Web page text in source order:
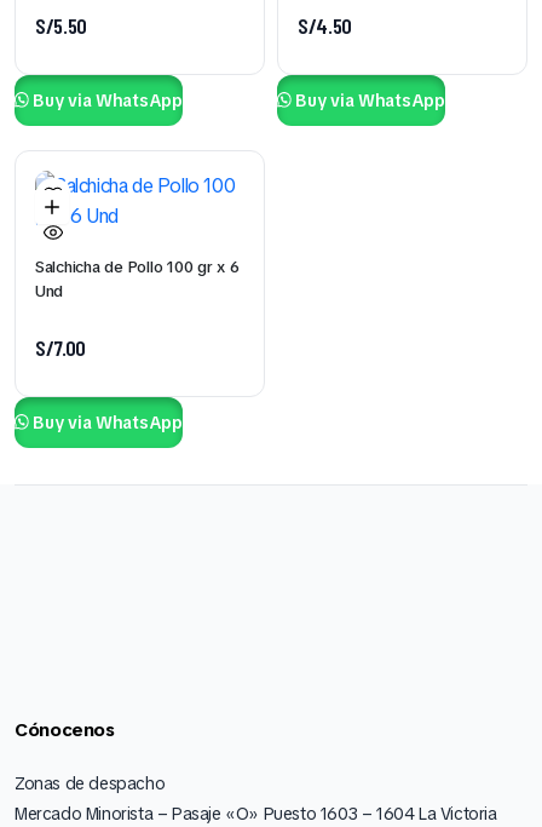
S/5.50
Buy via WhatsApp
S/4.50
Buy via WhatsApp
Salchicha de Pollo 100 gr x 6
Und
S/7.00
Buy via WhatsApp
Cónocenos
Zonas de despacho
Mercado Minorista – Pasaje «O» Puesto 1603 – 1604 La Victoria